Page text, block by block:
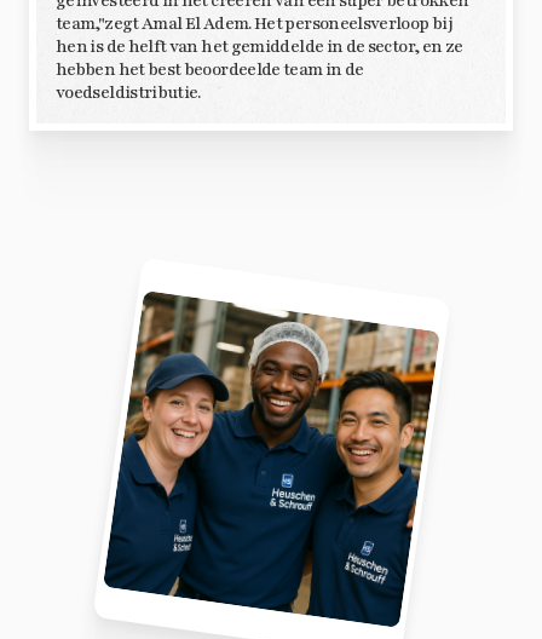
team,"zegt Amal El Adem. Het personeelsverloop bij
hen is de helft van het gemiddelde in de sector, en ze
hebben het best beoordeelde team in de
voedseldistributie.